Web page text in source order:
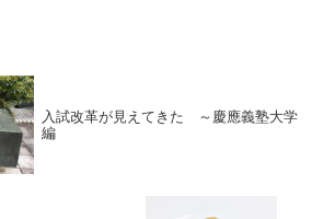
入試改革が見えてきた ～慶應義塾大学
編